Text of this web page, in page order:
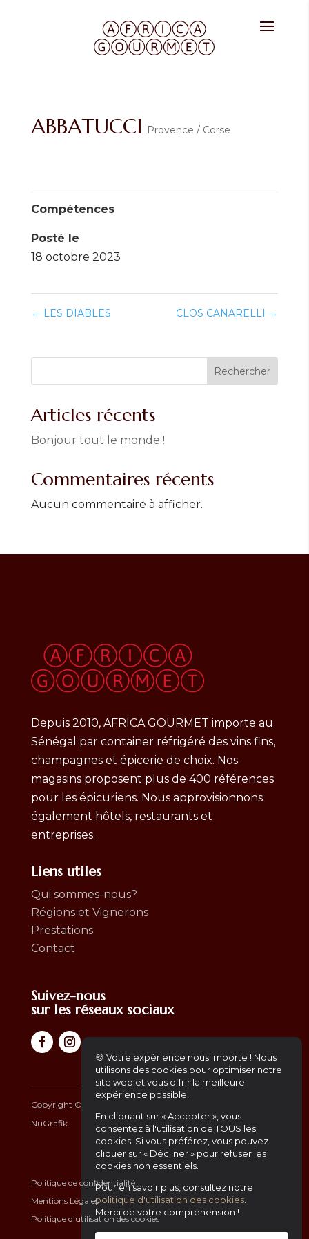
ABBATUCCI Provence / Corse
Compétences
Posté le
18 octobre 2023
← LES DIABLES CLOS CANARELLI →
Rechercher
Articles récents
Bonjour tout le monde !
Commentaires récents
Aucun commentaire à afficher.
Depuis 2010, AFRICA GOURMET importe au
Sénégal par container réfrigéré des vins fins,
champagnes et épicerie de choix. Nos
magasins proposent plus de 400 références
pour les épicuriens. Nous approvisionnons
également hôtels, restaurants et
entreprises.
Liens utiles
Qui sommes-nous?
Régions et Vignerons
Prestations
Contact
Suivez-nous
sur les réseaux sociaux
Copyright ©
NuGrafik
🍪 Votre expérience nous importe ! Nous
utilisons des cookies pour optimiser notre
site web et vous offrir la meilleure
expérience possible.
En cliquant sur « Accepter », vous
consentez à l'utilisation de TOUS les
cookies. Si vous préférez, vous pouvez
cliquer sur « Décliner » pour refuser les
cookies non essentiels.
Pour en savoir plus, consultez notre
politique d'utilisation des cookies
Merci de votre compréhension !
Politique de confidentialité
Mentions Légales
Politique d’utilisation des cookies